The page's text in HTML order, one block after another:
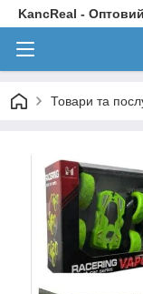
KancReal -
Товари та